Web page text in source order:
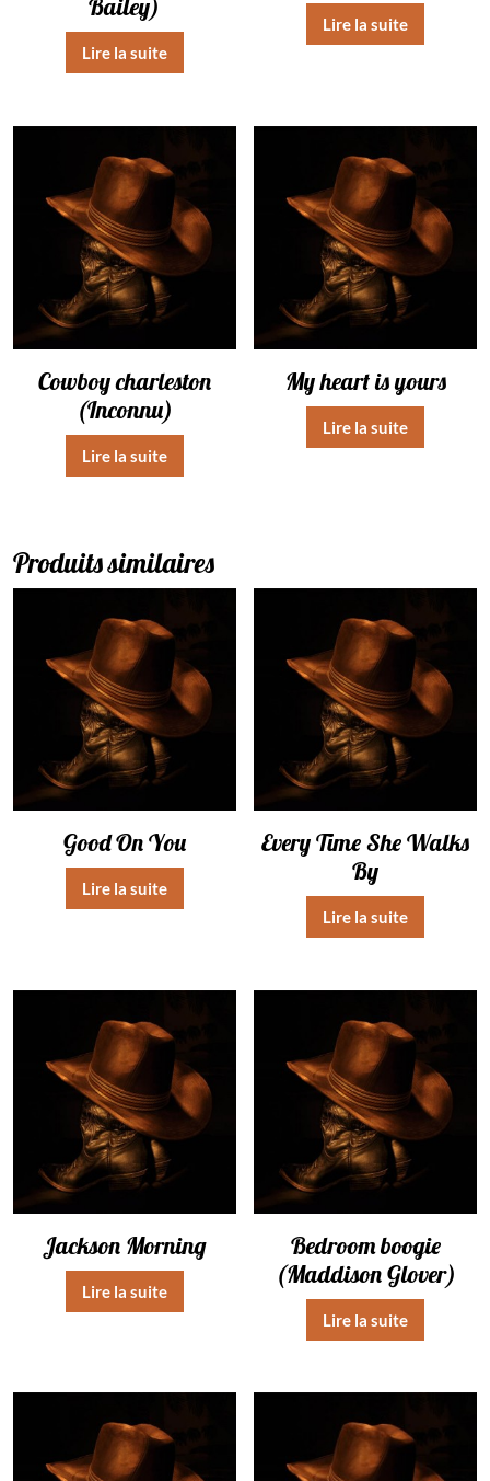
Bailey)
Lire la suite
Lire la suite
Cowboy charleston
(Inconnu)
Lire la suite
My heart is yours
Lire la suite
Produits similaires
Good On You
Lire la suite
Every Time She Walks
By
Lire la suite
Jackson Morning
Lire la suite
Bedroom boogie
(Maddison Glover)
Lire la suite